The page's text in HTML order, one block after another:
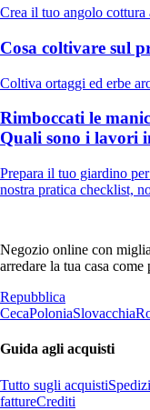
Crea il tuo angolo cottura
Cosa coltivare sul
Coltiva ortaggi ed erbe
Rimboccati le
Quali sono i lavori
Prepara il tuo giardino
nostra pratica checklist,
Negozio online con
arredare la tua casa come
Repubblica
CecaPoloniaSlovacchia
Guida agli acquisti
Tutto sugli acquisti
fattureCrediti